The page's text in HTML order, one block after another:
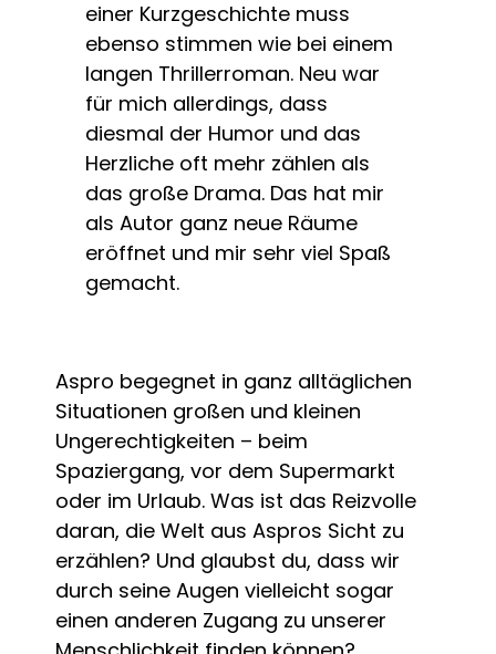
einer Kurzgeschichte muss
ebenso stimmen wie bei einem
langen Thrillerroman. Neu war
für mich allerdings, dass
diesmal der Humor und das
Herzliche oft mehr zählen als
das große Drama. Das hat mir
als Autor ganz neue Räume
eröffnet und mir sehr viel Spaß
gemacht.
Aspro begegnet in ganz alltäglichen
Situationen großen und kleinen
Ungerechtigkeiten – beim
Spaziergang, vor dem Supermarkt
oder im Urlaub. Was ist das Reizvolle
daran, die Welt aus Aspros Sicht zu
erzählen? Und glaubst du, dass wir
durch seine Augen vielleicht sogar
einen anderen Zugang zu unserer